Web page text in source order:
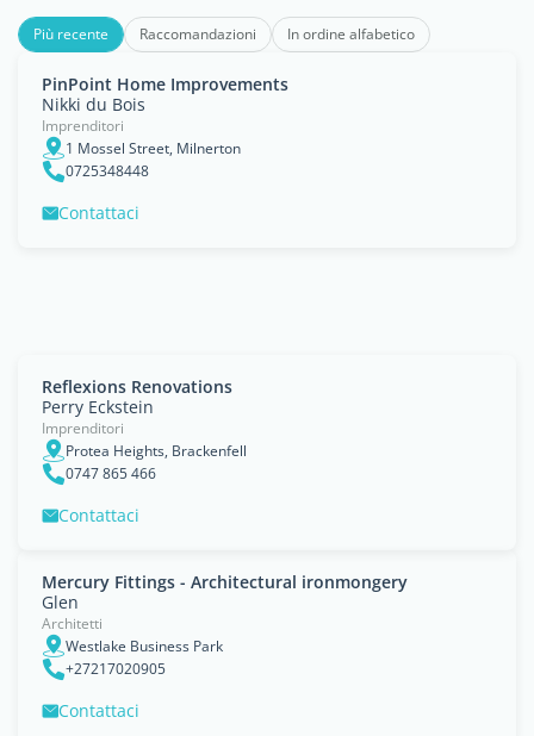
Più recente Raccomandazioni In ordine alfabetico
PinPoint Home Improvements
Nikki du Bois
Imprenditori
1 Mossel Street, Milnerton
0725348448
Contattaci
Reflexions Renovations
Perry Eckstein
Imprenditori
Protea Heights, Brackenfell
0747 865 466
Contattaci
Mercury Fittings - Architectural ironmongery
Glen
Architetti
Westlake Business Park
+27217020905
Contattaci